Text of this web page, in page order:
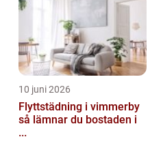
10 juni 2026
Flyttstädning i vimmerby
så lämnar du bostaden i
...